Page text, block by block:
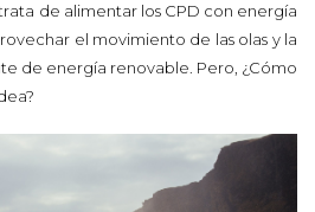
de alimentar los CPD con energía
el movimiento de las olas y la
de energía renovable. Pero, ¿Cómo